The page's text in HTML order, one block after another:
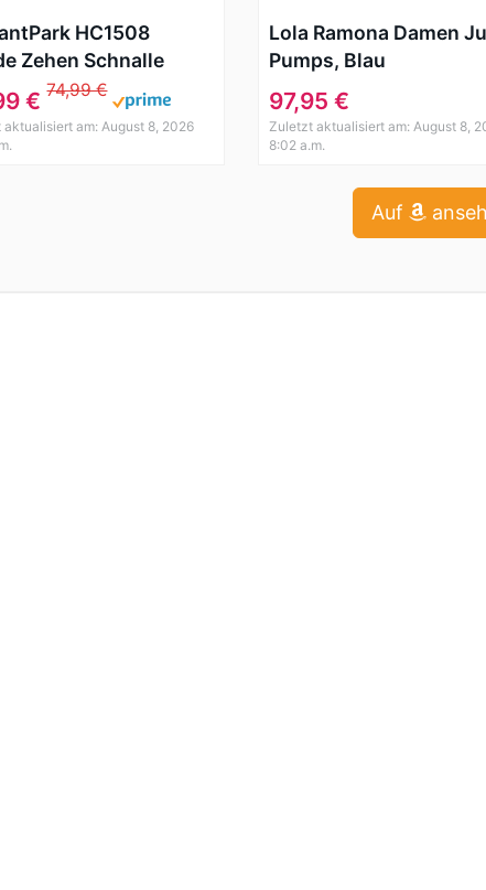
HC1508
Zehen Schnalle
Absatz Pumps Lace
Damen
Ivory Gr.40
€74,99 €
aktualisiert am: August 8, 2026
Lola Ramona Damen
Pumps, Blau
97,95 €
Zuletzt aktualisiert am: August 8,
8:02 a.m.
Auf